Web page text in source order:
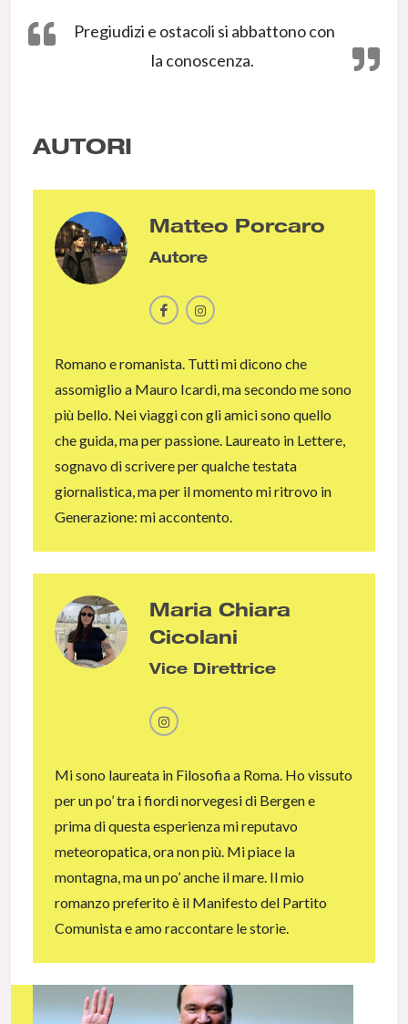
Pregiudizi e ostacoli si abbattono con
la conoscenza.
AUTORI
Matteo Porcaro
Autore
Romano e romanista. Tutti mi dicono che
assomiglio a Mauro Icardi, ma secondo me sono
più bello. Nei viaggi con gli amici sono quello
che guida, ma per passione. Laureato in Lettere,
sognavo di scrivere per qualche testata
giornalistica, ma per il momento mi ritrovo in
Generazione: mi accontento.
Maria Chiara
Cicolani
Vice Direttrice
Mi sono laureata in Filosofia a Roma. Ho vissuto
per un po’ tra i fiordi norvegesi di Bergen e
prima di questa esperienza mi reputavo
meteoropatica, ora non più. Mi piace la
montagna, ma un po’ anche il mare. Il mio
romanzo preferito è il Manifesto del Partito
Comunista e amo raccontare le storie.